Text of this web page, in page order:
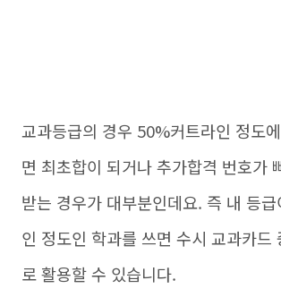
교과등급의 경우 50%커트라인 정도
면 최초합이 되거나 추가합격 번호가
받는 경우가 대부분인데요. 즉 내 등
인 정도인 학과를 쓰면 수시 교과카드
로 활용할 수 있습니다.